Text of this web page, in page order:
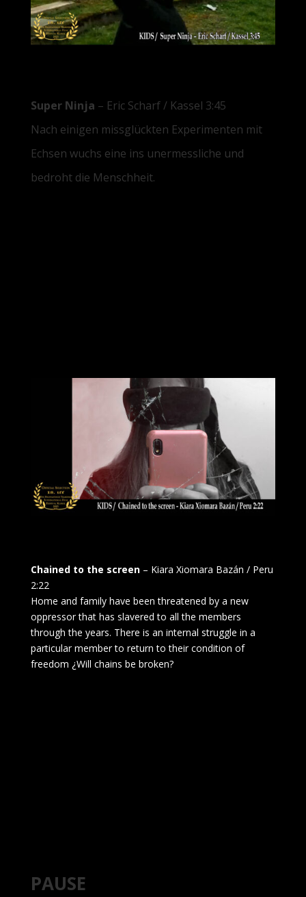
Super Ninja – Eric Scharf / Kassel 3:45
Nach einigen missglückten Experimenten mit
Echsen wuchs eine ins unermessliche und
bedroht die Menschheit.
Chained to the screen– Kiara Xiomara Bazán / Peru
2:22
Home and family have been threatened by a new
oppressor that has slavered to all the members
through the years. There is an internal struggle in a
particular member to return to their condition of
freedom ¿Will chains be broken?
PAUSE